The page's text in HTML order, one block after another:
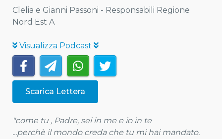
Clelia e Gianni Passoni - Responsabili Regione
Nord Est A
Visualizza Podcast
Scarica Lettera
"come tu , Padre, sei in me e io in te
...perchè il mondo creda che tu mi hai mandato.